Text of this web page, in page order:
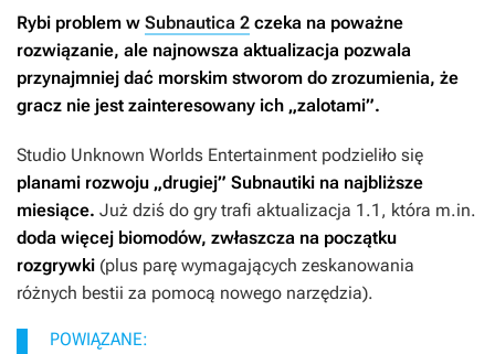
Rybi problem w Subnautica 2 czeka na poważne
rozwiązanie, ale najnowsza aktualizacja pozwala
przynajmniej dać morskim stworom do zrozumienia, że
gracz nie jest zainteresowany ich „zalotami”.
Studio Unknown Worlds Entertainment podzieliło się
planami rozwoju „drugiej” Subnautiki na najbliższe
miesiące. Już dziś do gry trafi aktualizacja 1.1, która m.in.
doda więcej biomodów, zwłaszcza na początku
rozgrywki (plus parę wymagających zeskanowania
różnych bestii za pomocą nowego narzędzia).
POWIĄZANE: